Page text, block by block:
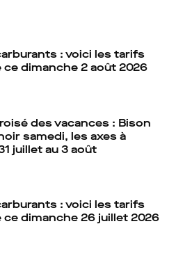
: voici les tarifs
ce dimanche 2 août 2026
des vacances : Bison
samedi, les axes à
juillet au 3 août
: voici les tarifs
ce dimanche 26 juillet 2026